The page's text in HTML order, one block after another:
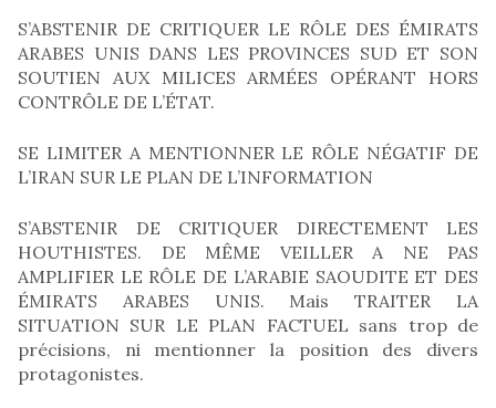
S’ABSTENIR DE CRITIQUER LE RÔLE DES ÉMIRATS
ARABES UNIS DANS LES PROVINCES SUD ET SON
SOUTIEN AUX MILICES ARMÉES OPÉRANT HORS
CONTRÔLE DE L’ÉTAT.
SE LIMITER A MENTIONNER LE RÔLE NÉGATIF DE
L’IRAN SUR LE PLAN DE L’INFORMATION
S’ABSTENIR DE CRITIQUER DIRECTEMENT LES
HOUTHISTES. DE MÊME VEILLER A NE PAS
AMPLIFIER LE RÔLE DE L’ARABIE SAOUDITE ET DES
ÉMIRATS ARABES UNIS. Mais TRAITER LA
SITUATION SUR LE PLAN FACTUEL sans trop de
précisions, ni mentionner la position des divers
protagonistes.